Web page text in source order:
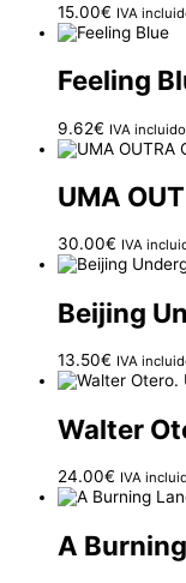
15.00€ IVA
Feeling
9.62€ IVA incluido
UMA
30.00€ IVA
Beijing
13.50€ IVA
Walter
24.00€ IVA
A